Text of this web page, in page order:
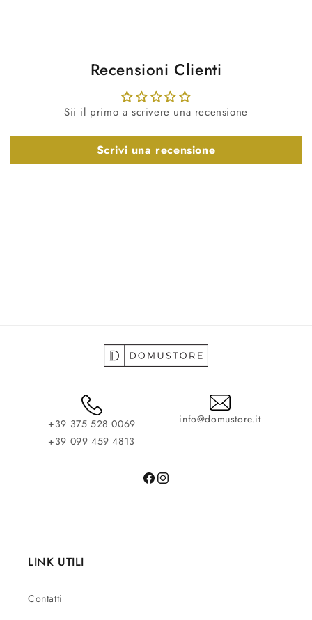
Recensioni Clienti
Sii il primo a scrivere una recensione
Scrivi una recensione
+39 375 528 0069
+39 099 459 4813
info@domustore.it
Facebook
Instagram
LINK UTILI
Contatti